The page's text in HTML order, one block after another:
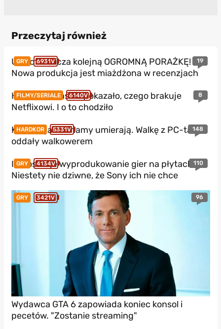
Przeczytaj również
GRY 6931V 19
Ubisoft zalicza kolejną OGROMNĄ PORAŻKĘ!
Nowa produkcja jest miażdżona w recenzjach
FILMY/SERIALE 6140V 8
HBO Max właśnie pokazało, czego brakuje
Netflixowi. I o to chodziło
HARDKOR 5331V 148
Konsole jakie znamy umierają. Walkę z PC-tami
oddały walkowerem
GRY 4134V 110
Ile kosztuje wyprodukowanie gier na płytach?
Niestety nie dziwne, że Sony ich nie chce
GRY 3421V 96
Wydawca GTA 6 zapowiada koniec konsol i
pecetów. "Zostanie streaming"